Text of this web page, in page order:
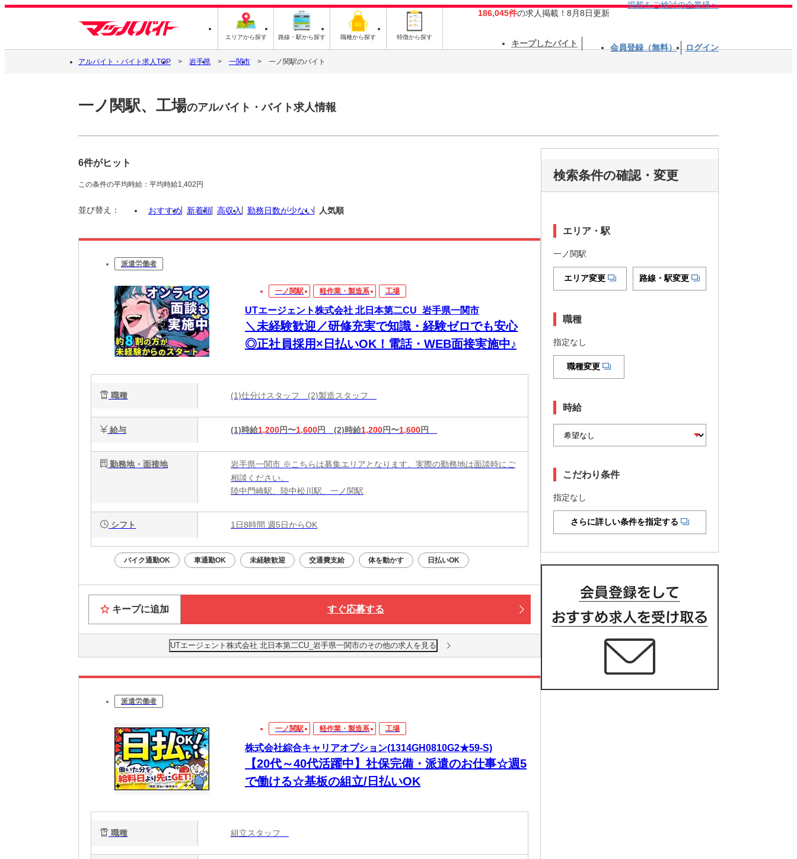
エリアから探す 路線・駅から探す 職種から探す 特徴から探す
186,045件の求人掲載！8月8日更新
掲載をご検討の企業様へ
キープしたバイト 会員登録（無料） ログイン
アルバイト・バイト求人TOP 岩手県 一関市 一ノ関駅のバイト
一ノ関駅、工場のアルバイト・バイト求人情報
6件がヒット
この条件の平均時給：平均時給1,402円
並び替え： おすすめ 新着順 高収入 勤務日数が少ない 人気順
派遣労働者
一ノ関駅 軽作業・製造系 工場
UTエージェント株式会社 北日本第二CU_岩手県一関市
＼未経験歓迎／研修充実で知識・経験ゼロでも安心
◎正社員採用×日払いOK！電話・WEB面接実施中♪
職種 (1)仕分けスタッフ (2)製造スタッフ
給与 (1)時給1,200円〜1,600円 (2)時給1,200円〜1,600円
勤務地・面接地
岩手県一関市 ※こちらは募集エリアとなります。実際の勤務地は面談時にご
相談ください。
陸中門崎駅、陸中松川駅、一ノ関駅
シフト 1日8時間 週5日からOK
バイク通勤OK 車通勤OK 未経験歓迎 交通費支給 体を動かす 日払いOK
キープに追加 すぐ応募する
UTエージェント株式会社 北日本第二CU_岩手県一関市のその他の求人を見る
派遣労働者
一ノ関駅 軽作業・製造系 工場
株式会社綜合キャリアオプション(1314GH0810G2★59-S)
【20代～40代活躍中】社保完備・派遣のお仕事☆週5
で働ける☆基板の組立/日払いOK
職種 組立スタッフ
検索条件の確認・変更
エリア・駅
一ノ関駅
エリア変更 路線・駅変更
職種
指定なし
職種変更
時給
こだわり条件
指定なし
さらに詳しい条件を指定する